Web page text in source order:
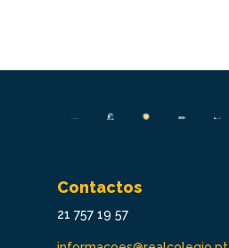
Contactos
21 757 19 57